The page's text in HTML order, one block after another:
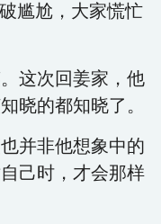
尴尬，大家慌忙
这次回姜家，他
晓的都知晓了。
并非他想象中的
己时，才会那样